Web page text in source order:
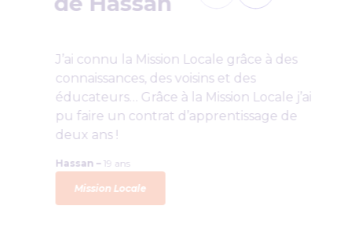
J’ai connu la Mission Locale grâce à des
connaissances, des voisins et des
éducateurs… Grâce à la Mission Locale j’ai
pu faire un contrat d’apprentissage de
deux ans !
Hassan – 19 ans
Mission Locale